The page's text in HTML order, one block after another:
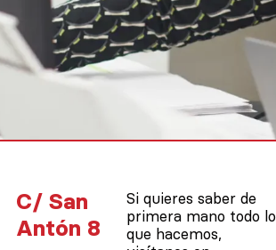
C/ San
Antón 8
Si quieres saber de
primera mano todo lo
que hacemos,